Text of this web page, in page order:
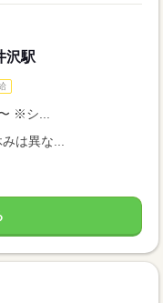
沢駅
※シ...
は異な...